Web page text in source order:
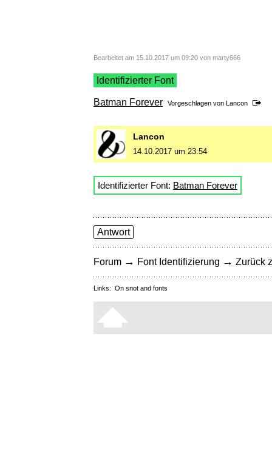
Bearbeitet am 15.10.2017 um 09:20 von marty666
Identifizierter Font
Batman Forever Vorgeschlagen von Lancon
Lancon
14.10.2017 um 23:54
Identifizierter Font: Batman Forever
Antwort
Forum → Font Identifizierung → Zurück
Links: On snot and fonts